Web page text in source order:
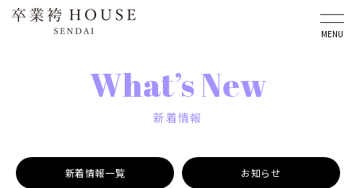
MENU
Menu
メニュー
新着情報 店舗案内
What’s New
新着情報
新着情報一覧 お知らせ